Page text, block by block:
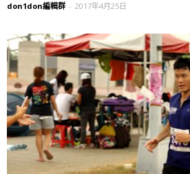
don1don編輯群 - 2017年4月25日